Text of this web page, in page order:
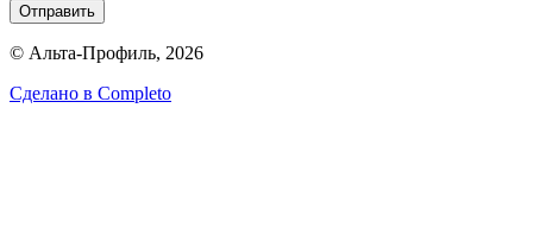
Отправить
© Альта-Профиль, 2026
Сделано в Completo